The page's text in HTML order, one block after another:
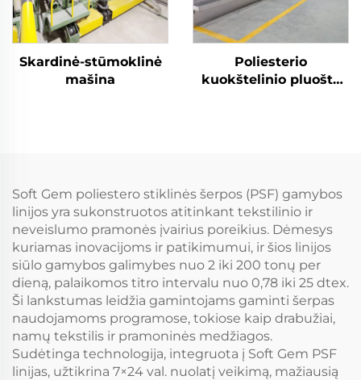
Skardinė-stūmoklinė
mašina
Poliesterio
kuokštelinio pluošto
Soft Gem poliestero stiklinės šerpos (PSF) gamybos
linijos yra sukonstruotos atitinkant tekstilinio ir
neveislumo pramonės įvairius poreikius. Dėmesys
kuriamas inovacijoms ir patikimumui, ir šios linijos
siūlo gamybos galimybes nuo 2 iki 200 tonų per
dieną, palaikomos titro intervalu nuo 0,78 iki 25 dtex.
Ši lankstumas leidžia gamintojams gaminti šerpas
naudojamoms programose, tokiose kaip drabužiai,
namų tekstilis ir pramoninės medžiagos.
Sudėtinga technologija, integruota į Soft Gem PSF
linijas, užtikrina 7×24 val. nuolatį veikimą, mažiausią